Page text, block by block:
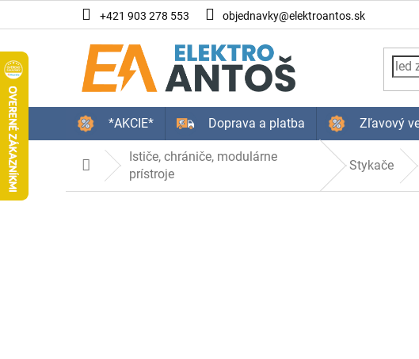
na
+421 903 278 553 objednavky@elektroantos.sk
*AKCIE* Doprava a platba Zľavový
Domov
Ističe, chrániče, modulárne
prístroje
Stykače